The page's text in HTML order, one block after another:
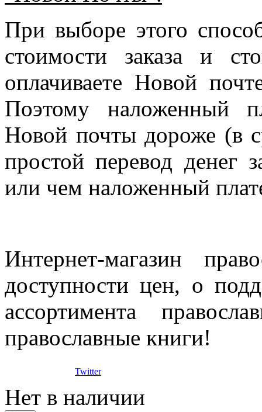
При выборе этого
стоимости заказа и
оплачиваете Новой
Поэтому наложенный
Новой почты дороже (в
простой перевод денег
или чем наложенный
Интернет-магазин
доступности цен, о
ассортимента
православные книги!
Twitter
Нет в наличии